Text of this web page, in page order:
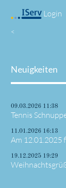
Login
<
Neuigkeiten
09.03.2026 11:38
Tennis
11.01.2026 16:13
Am
19.12.2025 19:29